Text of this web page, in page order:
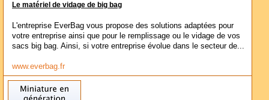
Le matériel de vidage de big bag
L'entreprise EverBag vous propose des solutions adaptées pour
votre entreprise ainsi que pour le remplissage ou le vidage de vos
sacs big bag. Ainsi, si votre entreprise évolue dans le secteur de...
www.everbag.fr